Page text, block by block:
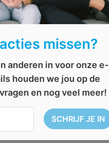
missen?
anderen in voor onze e-
houden we jou op de
en nog veel meer!